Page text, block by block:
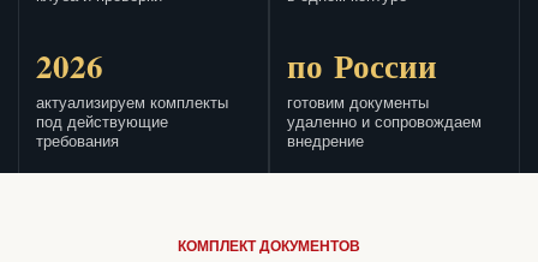
2026
актуализируем комплекты
под действующие
требования
по России
готовим документы
удаленно и сопровождаем
внедрение
КОМПЛЕКТ ДОКУМЕНТОВ